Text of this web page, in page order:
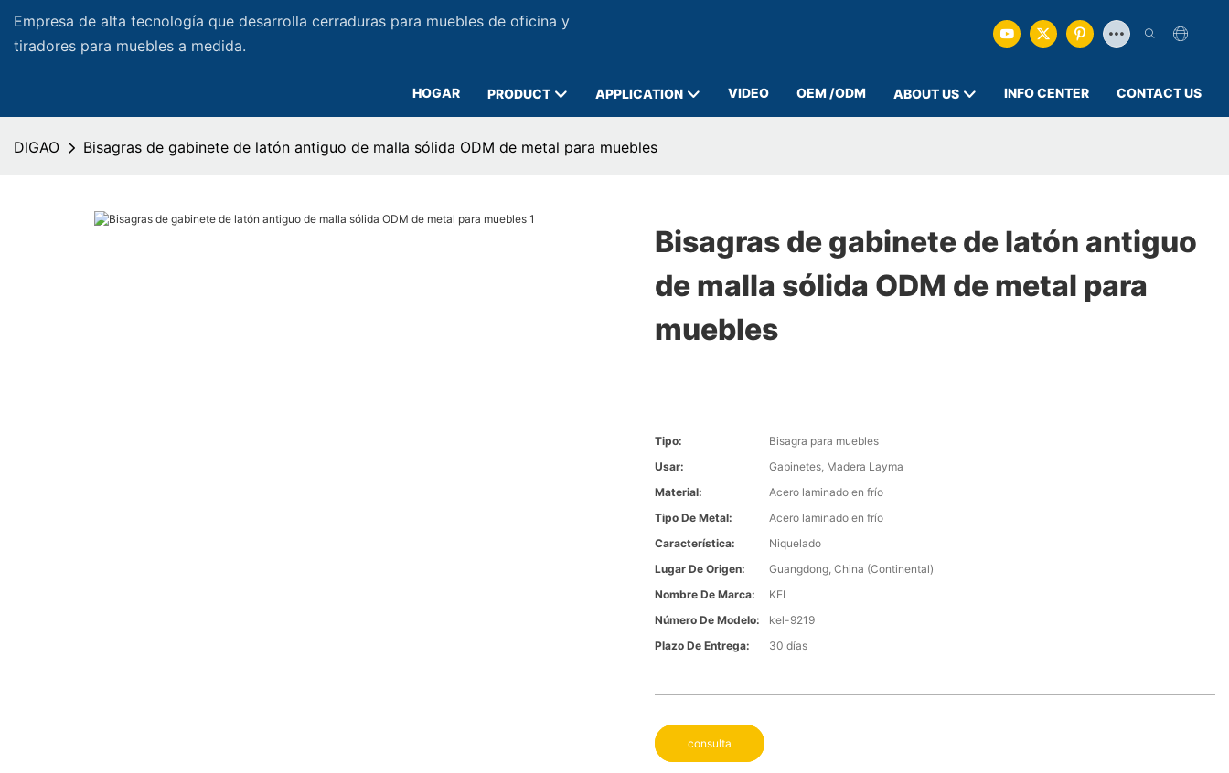
Empresa de alta tecnología que desarrolla cerraduras para muebles de oficina y
tiradores para muebles a medida.
HOGAR PRODUCT APPLICATION VIDEO OEM /ODM ABOUT US INFO CENTER CONTACT US
DIGAO Bisagras de gabinete de latón antiguo de malla sólida ODM de metal para muebles
Bisagras de gabinete de latón antiguo
de malla sólida ODM de metal para
muebles
Tipo:
Bisagra para muebles
Usar:
Gabinetes, Madera Layma
Material:
Acero laminado en frío
Tipo De Metal:
Acero laminado en frío
Característica:
Niquelado
Lugar De Origen:
Guangdong, China (Continental)
Nombre De Marca:
KEL
Número De Modelo:
kel-9219
Plazo De Entrega:
30 días
consulta